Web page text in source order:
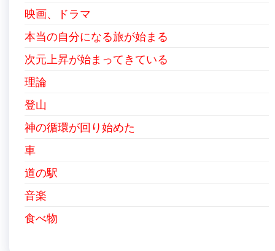
映画、ドラマ
本当の自分になる旅が始まる
次元上昇が始まってきている
理論
登山
神の循環が回り始めた
車
道の駅
音楽
食べ物